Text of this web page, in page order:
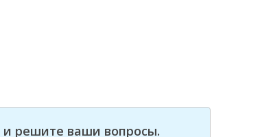
и решите ваши вопросы.